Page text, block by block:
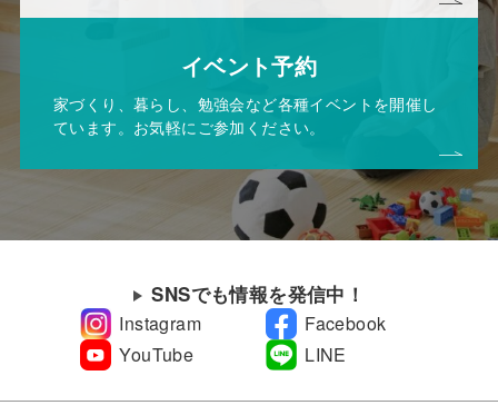
イベント予約
家づくり、暮らし、勉強会など各種イベントを開催し
ています。お気軽にご参加ください。
SNSでも情報を発信中！
Instagram
Facebook
YouTube
LINE